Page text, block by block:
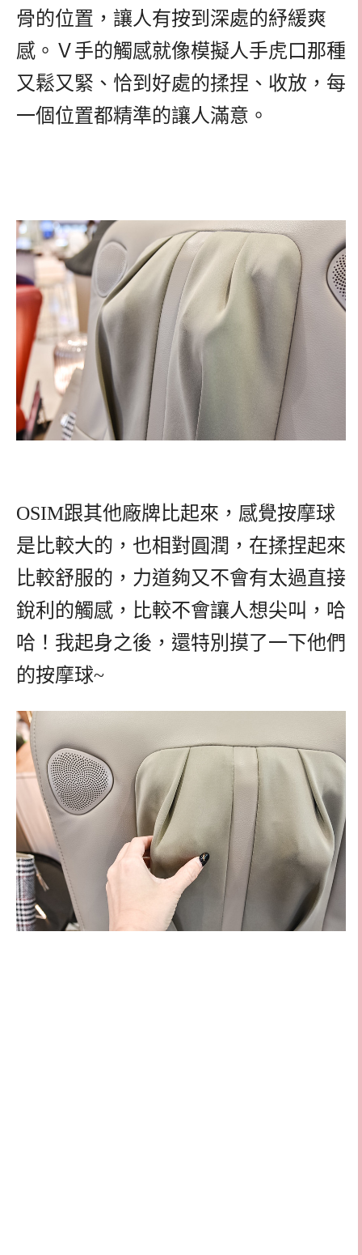
骨的位置，讓人有按到深處的紓緩爽
感。Ｖ手的觸感就像模擬人手虎口那種
又鬆又緊、恰到好處的揉捏、收放，每
一個位置都精準的讓人滿意。
OSIM跟其他廠牌比起來，感覺按摩球
是比較大的，也相對圓潤，在揉捏起來
比較舒服的，力道夠又不會有太過直接
銳利的觸感，比較不會讓人想尖叫，哈
哈！我起身之後，還特別摸了一下他們
的按摩球~